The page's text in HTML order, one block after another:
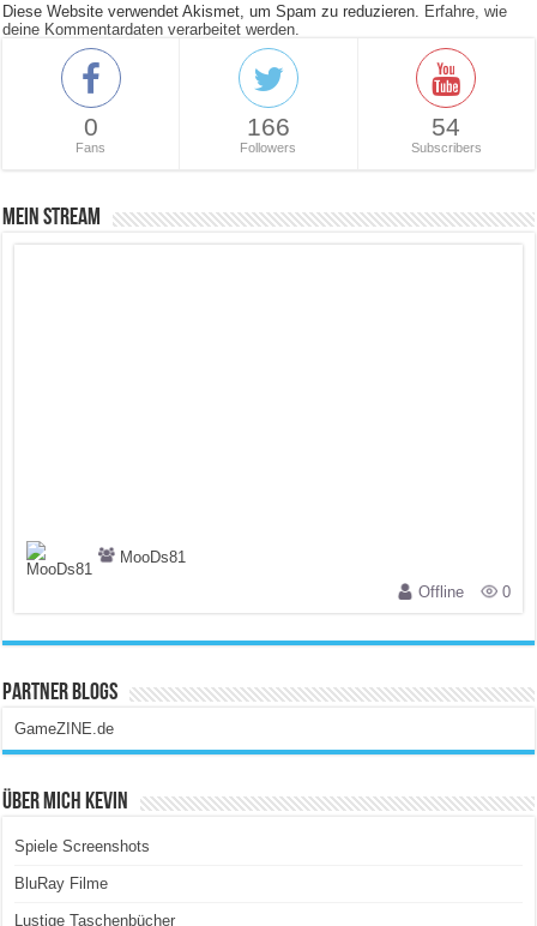
Diese Website verwendet Akismet, um Spam zu reduzieren. Erfahre, wie
deine Kommentardaten verarbeitet werden.
0
Fans
166
Followers
54
Subscribers
Mein Stream
MooDs81
Offline
0
Partner Blogs
GameZINE.de
Über Mich Kevin
Spiele Screenshots
BluRay Filme
Lustige Taschenbücher